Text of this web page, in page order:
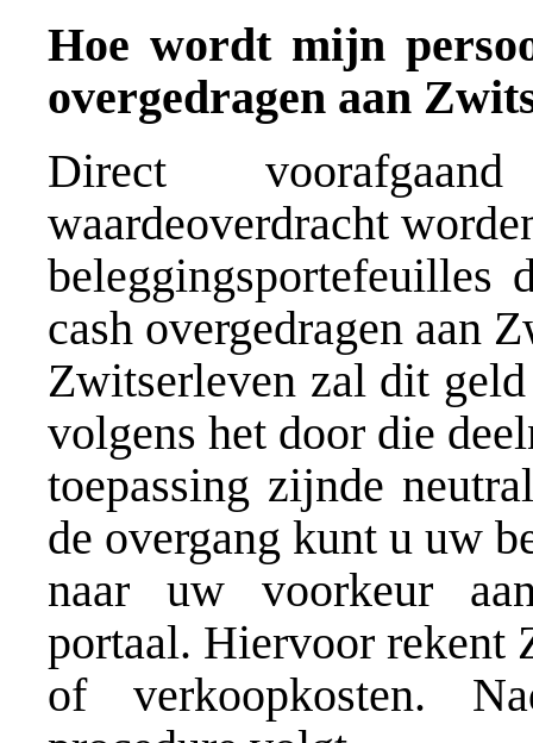
Hoe wordt mijn
overgedragen aan
Direct
waardeoverdracht
beleggingsportefeuilles
cash overgedragen aan
Zwitserleven zal dit
volgens het door die
toepassing zijnde
de overgang kunt u uw
naar uw voorkeur
portaal. Hiervoor rekent
of verkoopkosten.